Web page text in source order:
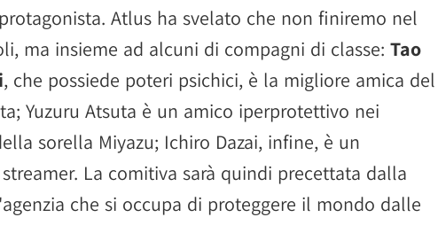
Atlus ha svelato che non finiremo nel
ma insieme ad alcuni di compagni di classe: Tao
, che possiede poteri psichici, è la migliore amica del
Yuzuru Atsuta è un amico iperprotettivo nei
sorella Miyazu; Ichiro Dazai, infine, è un
La comitiva sarà quindi precettata dalla
che si occupa di proteggere il mondo dalle